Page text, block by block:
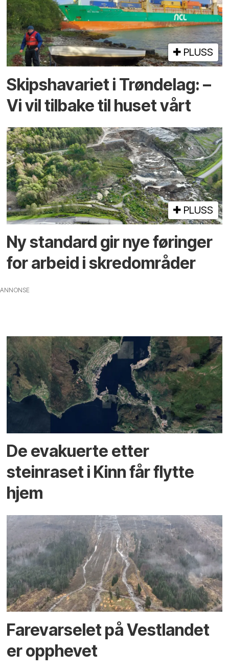
PLUSS
Skipshavariet i Trøndelag: –
Vi vil tilbake til huset vårt
PLUSS
Ny standard gir nye føringer
for arbeid i skred­områder
ANNONSE
De evakuerte etter
steinraset i Kinn får flytte
hjem
Farevarselet på Vestlandet
er opphevet